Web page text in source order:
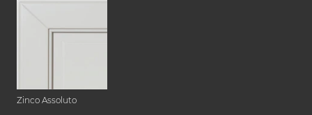
Zinco Assoluto